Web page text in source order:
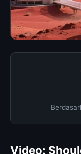
Video: